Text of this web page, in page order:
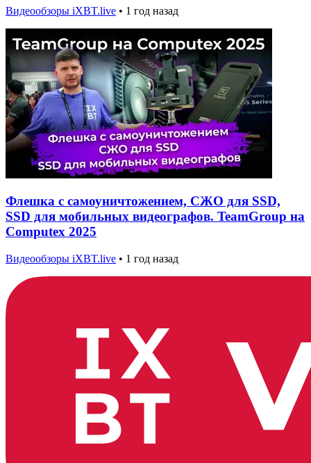
Видеообзоры iXBT.live • 1 год назад
Флешка с самоуничтожением, СЖО для SSD,
SSD для мобильных видеографов. TeamGroup на
Computex 2025
Видеообзоры iXBT.live • 1 год назад